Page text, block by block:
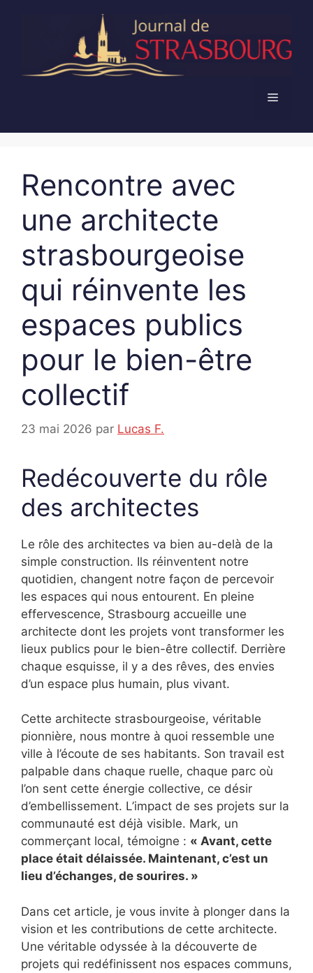
Menu
Rencontre avec
une architecte
strasbourgeoise
qui réinvente les
espaces publics
pour le bien-être
collectif
23 mai 2026 par Lucas F.
Redécouverte du rôle
des architectes
Le rôle des architectes va bien au-delà de la
simple construction. Ils réinventent notre
quotidien, changent notre façon de percevoir
les espaces qui nous entourent. En pleine
effervescence, Strasbourg accueille une
architecte dont les projets vont transformer les
lieux publics pour le bien-être collectif. Derrière
chaque esquisse, il y a des rêves, des envies
d’un espace plus humain, plus vivant.
Cette architecte strasbourgeoise, véritable
pionnière, nous montre à quoi ressemble une
ville à l’écoute de ses habitants. Son travail est
palpable dans chaque ruelle, chaque parc où
l’on sent cette énergie collective, ce désir
d’embellissement. L’impact de ses projets sur la
communauté est déjà visible. Mark, un
commerçant local, témoigne : « Avant, cette
place était délaissée. Maintenant, c’est un
lieu d’échanges, de sourires. »
Dans cet article, je vous invite à plonger dans la
vision et les contributions de cette architecte.
Une véritable odyssée à la découverte de
projets qui redéfinissent nos espaces communs,